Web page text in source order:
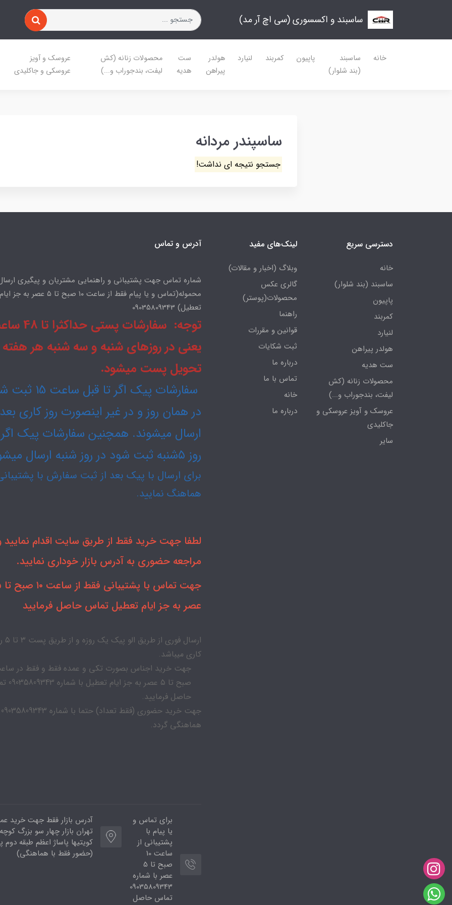
ساسبند و اکسسوری (سی اچ آر مد)
خانه
ساسبند
(بند شلوار)
پاپیون کمربند لنیارد
هولدر
پیراهن
ست
هدیه
محصولات زنانه (کش
لیفت، بندجوراب و...)
عروسک و آویز
عروسکی و جاکلیدی
ساسپندر مردانه
جستجو نتیجه ای نداشت!
دسترسی سریع
خانه
ساسبند (بند شلوار)
پاپیون
کمربند
لنیارد
هولدر پیراهن
ست هدیه
محصولات زنانه (کش
لیفت، بندجوراب و...)
عروسک و آویز عروسکی و
جاکلیدی
سایر
لینک‌های مفید
وبلاگ (اخبار و مقالات)
گالری عکس
محصولات(پوستر)
راهنما
قوانین و مقررات
ثبت شکایات
درباره ما
تماس با ما
خانه
درباره ما
آدرس و تماس
شماره تماس جهت پشتیبانی و راهنمایی مشتریان و پیگیری
محموله(تماس و یا پیام فقط از ساعت ۱۰ صبح تا ۵ عصر به جز ایام
تعطیل) 09035809343
توجه: سفارشات پستی
یعنی در روزهای شنبه و سه شنبه هر هفته
تحویل پست میشود.
سفارشات پیک اگر تا قبل
در همان روز و در غیر اینصورت روز کاری
ارسال میشوند. همچنین سفارشات پیک
روز ۵شنبه ثبت شود در روز شنبه ارسال میشود.
برای ارسال با پیک بعد از ثبت سفارش با
هماهنگ نمایید.
لطفا جهت خرید فقط از طریق سایت اقدام نمایید
مراجعه حضوری به آدرس بازار خوداری نمایید.
جهت
عصر به جز ایام تعطیل تماس حاصل فرمایید
ارسال
کاری میباشد.
صبح تا ۵
حاصل فرمایید.
جهت خرید حضوری (فقط تعداد) حتما با شماره 09035809343
هماهنگی گردد.
برای تماس و
یا پیام با
پشتیبانی از
ساعت 10
صبح تا 5
عصر با شماره
09035809343
تماس حاصل
آدرس بازار فقط جهت خرید
تهران بازار چهار سو بزرگ کوچه
(حضور فقط با هماهنگی)